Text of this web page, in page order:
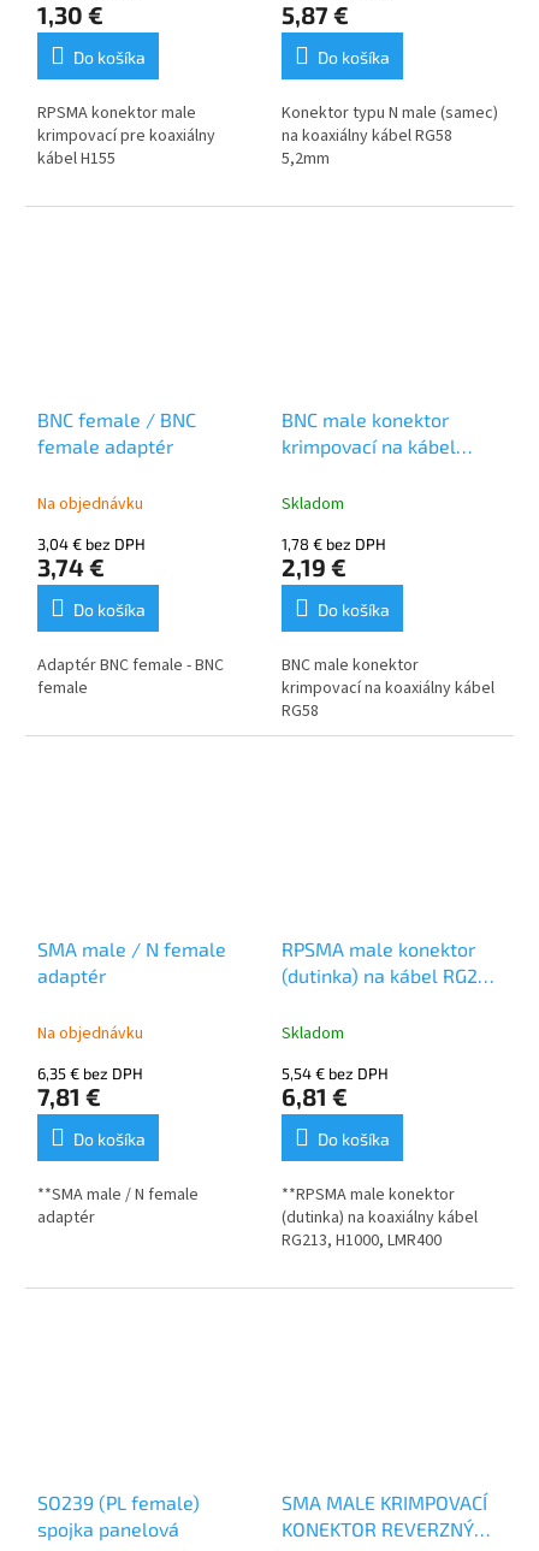
1,30 €
Do košíka
RPSMA konektor male
krimpovací pre koaxiálny
kábel H155
5,87 €
Do košíka
Konektor typu N male (samec)
na koaxiálny kábel RG58
5,2mm
BNC female / BNC
female adaptér
Na objednávku
3,04 € bez DPH
3,74 €
Do košíka
AdaptérBNC female - BNC
female
BNC male konektor
krimpovací na kábel
Skladom
1,78 € bez DPH
2,19 €
Do košíka
BNC male konektor
krimpovací na koaxiálny kábel
RG58
SMA male / N female
adaptér
Na objednávku
6,35 € bez DPH
7,81 €
Do košíka
**SMA male / N female
adaptér
RPSMA male konektor
(dutinka) na kábel RG213
Skladom
5,54 € bez DPH
6,81 €
Do košíka
**RPSMA male konektor
(dutinka) na koaxiálny kábel
RG213, H1000, LMR400
SO239 (PL female)
spojka panelová
SMA MALE KRIMPOVACÍ
KONEKTOR REVERZNÝ